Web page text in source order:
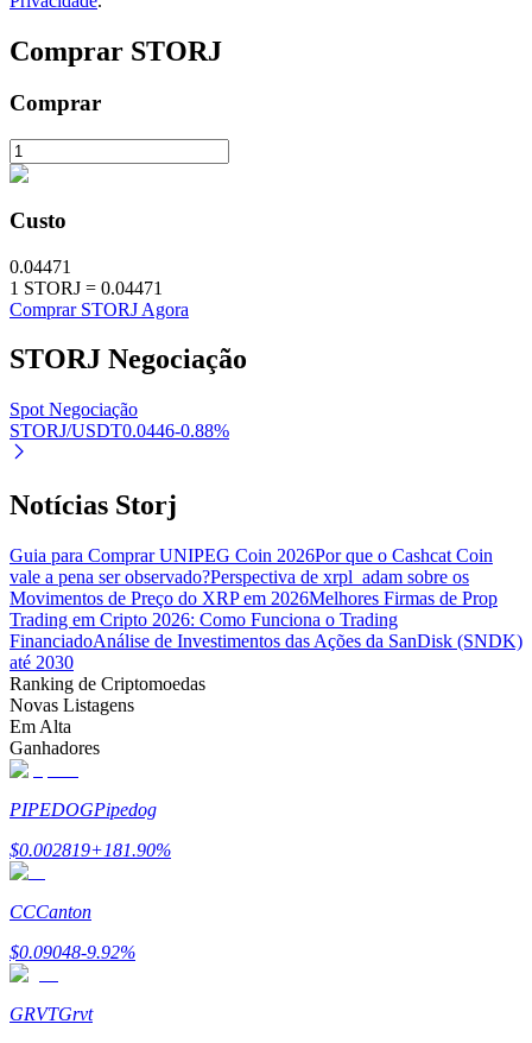
Investimento Automático
Aprenda como ganhar renda passiva
Parceiros Bitrue
Afiliados Bitrue
Até 65% de comissões!
Comprar STORJ
Comprar
Custo
0.04471
1 STORJ = 0.04471
Comprar STORJ Agora
STORJ Negociação
Spot Negociação
STORJ/USDT0.0446-0.88%
Notícias Storj
Guia para Comprar UNIPEG Coin 2026Por que o Cashcat Coin
vale a pena ser observado?Perspectiva de xrpl_adam sobre os
Movimentos de Preço do XRP em 2026Melhores Firmas de Prop
Trading em Cripto 2026: Como Funciona o Trading
FinanciadoAnálise de Investimentos das Ações da SanDisk (SNDK)
até 2030
Ranking de Criptomoedas
Novas Listagens
Em Alta
Ganhadores
PIPEDOGPipedog
$0.002819+181.90%
CCCanton
$0.09048-9.92%
GRVTGrvt